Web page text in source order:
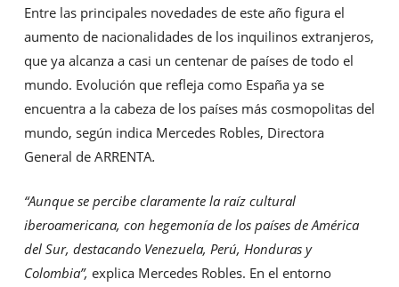
Entre las principales novedades de este año figura el
aumento de nacionalidades de los inquilinos extranjeros,
que ya alcanza a casi un centenar de países de todo el
mundo. Evolución que refleja como España ya se
encuentra a la cabeza de los países más cosmopolitas del
mundo, según indica Mercedes Robles, Directora
General de ARRENTA.
“Aunque se percibe claramente la raíz cultural
iberoamericana, con hegemonía de los países de América
del Sur, destacando Venezuela, Perú, Honduras y
Colombia”, explica Mercedes Robles. En el entorno